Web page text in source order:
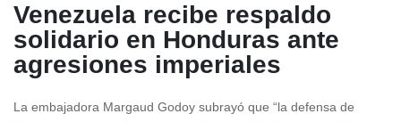
Venezuela recibe respaldo
solidario en Honduras ante
agresiones imperiales
La embajadora Margaud Godoy subrayó que “la defensa de